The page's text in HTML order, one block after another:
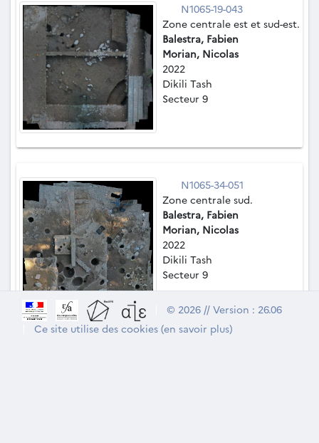
N1065-19-043
Zone centrale est et sud-est.
Balestra, Fabien
Morian, Nicolas
2022
Dikili Tash
Secteur 9
N1065-34-051
Zone centrale sud.
Balestra, Fabien
Morian, Nicolas
2022
Dikili Tash
Secteur 9
© 2026 // Version : 26.06
Ce site utilise des cookies (en savoir plus)